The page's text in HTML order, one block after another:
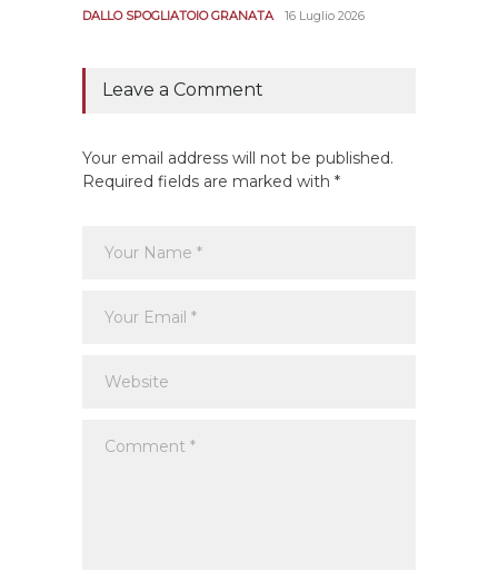
DALLO SPOGLIATOIO GRANATA 16 Luglio 2026
Leave a Comment
Your email address will not be published.
Required fields are marked with *